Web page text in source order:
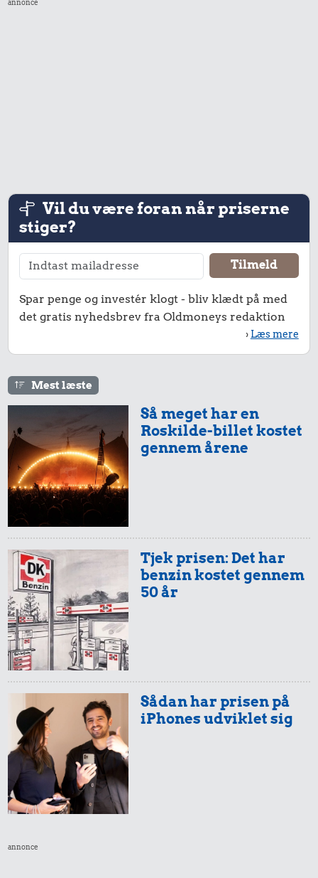
annonce
Vil du være foran når priserne
stiger?
Spar penge og investér klogt - bliv klædt på med
det gratis nyhedsbrev fra Oldmoneys redaktion
› Læs mere
Mest læste
Så meget har en
Roskilde-billet kostet
gennem årene
Tjek prisen: Det har
benzin kostet gennem
50 år
Sådan har prisen på
iPhones udviklet sig
annonce